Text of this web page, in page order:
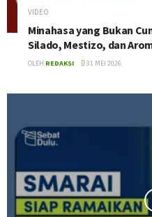
VIDEO
Minahasa yang Bukan
Silado, Mestizo, dan
OLEH REDAKSI 31 MEI 2026